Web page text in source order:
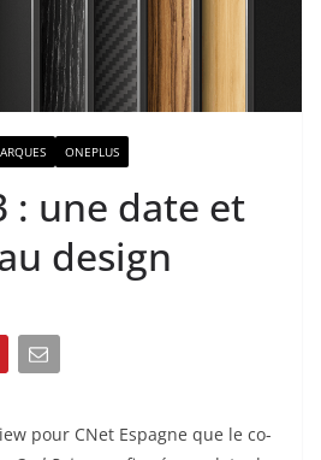
ONEPLUS
: une date et
design
pour CNet Espagne que le co-